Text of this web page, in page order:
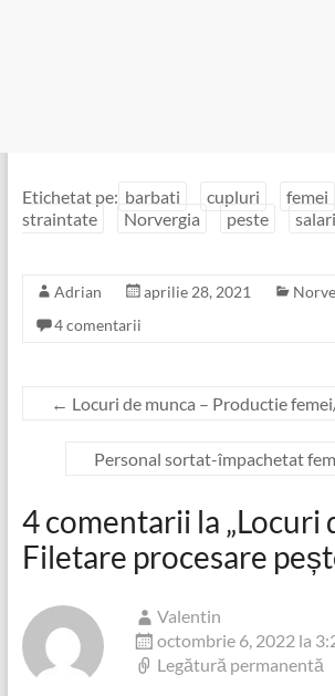
Etichetat pe: barbati cupluri femei
straintate
Norvergia peste
Adrian aprilie 28, 2021
4 comentarii
← Locuri de munca – Productie
Personal sortat-împachetat
4 comentarii la „Locuri
Filetare procesare
Valentin
octombrie 6, 2022 la
Legătură permanentă